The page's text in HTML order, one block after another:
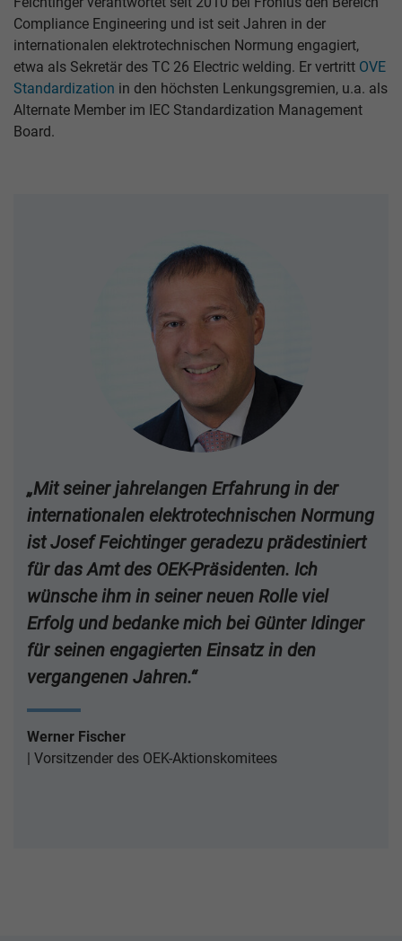
Compliance Engineering und ist seit Jahren in der
internationalen elektrotechnischen Normung engagiert,
etwa als Sekretär des TC 26 Electric welding. Er vertritt OVE
Standardization in den höchsten Lenkungsgremien, u.a. als
Alternate Member im IEC Standardization Management
Board.
„Mit seiner jahrelangen Erfahrung in der
internationalen elektrotechnischen Normung
ist Josef Feichtinger geradezu prädestiniert
für das Amt des OEK-Präsidenten. Ich
wünsche ihm in seiner neuen Rolle viel
Erfolg und bedanke mich bei Günter Idinger
für seinen engagierten Einsatz in den
vergangenen Jahren.“
Werner Fischer
Vorsitzender des OEK-Aktionskomitees